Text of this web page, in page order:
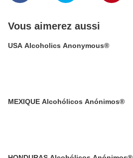
Vous aimerez aussi
USA Alcoholics Anonymous®
MEXIQUE Alcohólicos Anónimos®